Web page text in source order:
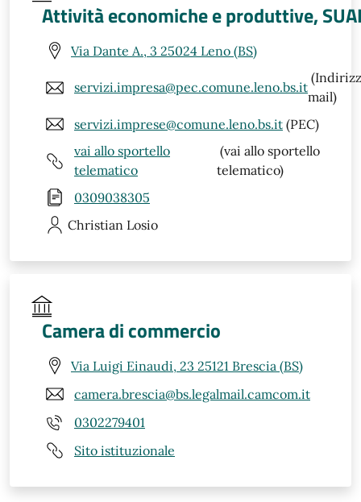
Attività economiche e produttive,
Via Dante A., 3 25024 Leno (BS)
servizi.impresa@pec.comune.leno.bs.it
mail)
servizi.imprese@comune.leno.bs.it (PEC)
vai allo sportello
telematico
(vai allo sportello
telematico)
0309038305
Christian Losio
Camera di commercio
Via Luigi Einaudi, 23 25121 Brescia (BS)
camera.brescia@bs.legalmail.camcom.it
0302279401
Sito istituzionale